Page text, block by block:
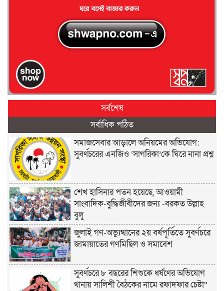
সর্বশেষ
সর্বাধিক পঠিত
সমাজসেবার আড়ালে অনিয়মের অভিযোগ:
সুবর্ণচরের এনজিও ‘সাগরিকা’কে ঘিরে নানা প্রশ্ন
শেখ হাসিনার পতন হয়েছে, আওয়ামী
সাংবাদিক-বুদ্ধিজীবীদের জন্য -বরকত উল্লাহ
বুলু
জুলাই গণ-অভ্যুত্থানের ২য় বর্ষপূর্তিতে সুবর্ণচরে
জামায়াতের গণমিছিল ও সমাবেশ
সুবর্ণচরে ৮ বছরের শিশুকে ধর্ষণের অভিযোগ
থানায় সালিশী বৈঠকের নামে রফাদফার চেষ্টা“